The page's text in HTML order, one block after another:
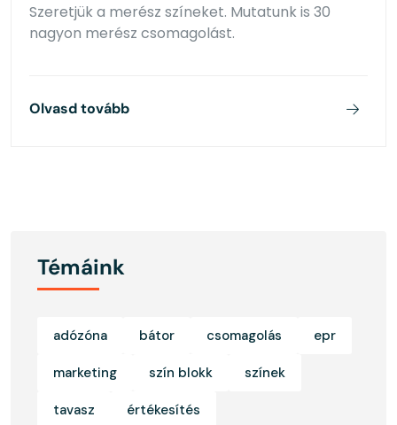
Szeretjük a merész színeket. Mutatunk is 30
nagyon merész csomagolást.
Olvasd tovább
Témáink
adózóna bátor csomagolás epr
marketing szín blokk színek
tavasz értékesítés